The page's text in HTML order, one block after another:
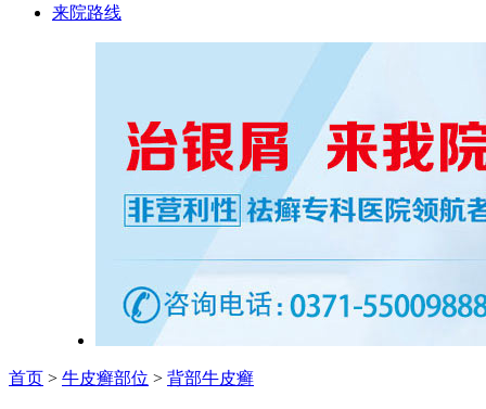
来院路线
首页 > 牛皮癣部位 > 背部牛皮癣